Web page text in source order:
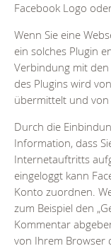
Facebook Logo
Wenn Sie eine
ein solches Plugin
Verbindung mit
des Plugins wird
übermittelt und von
Durch die
Information, dass
Internetauftritts
eingeloggt kann
Konto zuordnen.
zum Beispiel den
Kommentar
von Ihrem Browser